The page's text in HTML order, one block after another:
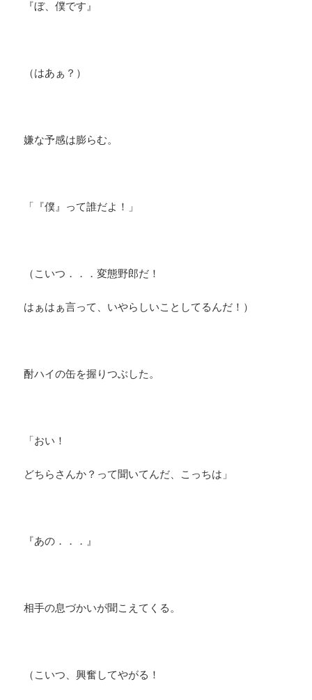
​『ぼ、僕です』
​（はあぁ？）
嫌な予感は膨らむ。
「『僕』って誰だよ！」
（こいつ．．．変態野郎だ！
​はぁはぁ言って、いやらしいことしてるんだ！）
酎ハイの缶を握りつぶした。
「おい！
どちらさんか？って聞いてんだ、こっちは」
​『あの．．．』
​相手の息づかいが聞こえてくる。
（こいつ、興奮してやがる！